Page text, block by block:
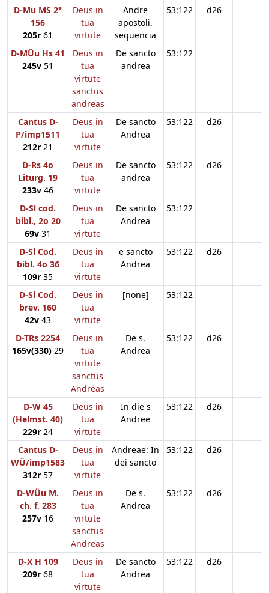
D-Mu MS 2°
156
205r 61
Deus in
tua
virtute
Andre
apostoli.
sequencia
53:122 d26
D-MÜu Hs 41
245v 51
Deus in
tua
virtute
sanctus
andreas
De sancto
andrea
53:122
Cantus D-
P/imp1511
212r 21
Deus in
tua
virtute
De sancto
Andrea
53:122 d26
D-Rs 4o
Liturg. 19
233v 46
Deus in
tua
virtute
De sancto
andrea
53:122 d26
D-Sl cod.
bibl., 2o 20
69v 31
Deus in
tua
virtute
De sancto
Andrea
53:122
D-Sl Cod.
bibl. 4o 36
109r 35
Deus in
tua
virtute
e sancto
Andrea
53:122 d26
D-Sl Cod.
brev. 160
42v 43
Deus in
tua
virtute
[none] 53:122
D-TRs 2254
165v(330) 29
Deus in
tua
virtute
sanctus
Andreas
De s.
Andrea
53:122 d26
D-W 45
(Helmst. 40)
229r 24
Deus in
tua
virtute
In die s
Andree
53:122 d26
Cantus D-
WÜ/imp1583
312r 57
Deus in
tua
virtute
Andreae: In
dei sancto
53:122 d26
D-WÜu M.
ch. f. 283
257v 16
Deus in
tua
virtute
sanctus
Andreas
De s.
Andrea
53:122 d26
D-X H 109
209r 68
Deus in
tua
virtute
De sancto
Andrea
53:122 d26